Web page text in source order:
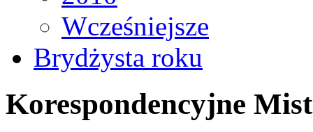
Wcześniejsze
Brydżysta roku
Korespondencyjne